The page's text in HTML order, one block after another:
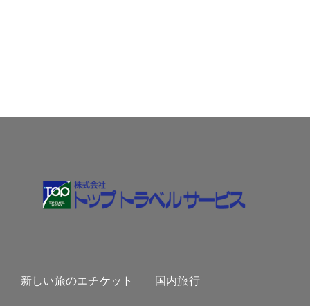
新しい旅のエチケット 国内旅行